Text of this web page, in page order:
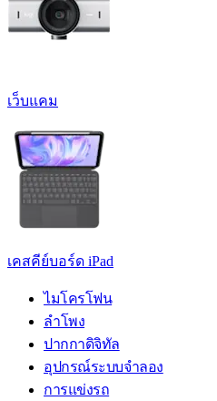
เว็บแคม
เคสคีย์บอร์ด iPad
ไมโครโฟน
ลำโพง
ปากกาดิจิทัล
อุปกรณ์ระบบจำลอง
การแข่งรถ